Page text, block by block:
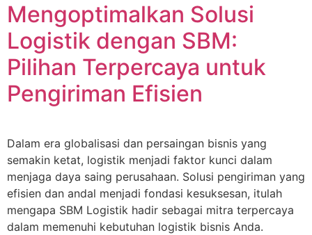
Mengoptimalkan Solusi
Logistik dengan SBM:
Pilihan Terpercaya untuk
Pengiriman Efisien
Dalam era globalisasi dan persaingan bisnis yang
semakin ketat, logistik menjadi faktor kunci dalam
menjaga daya saing perusahaan. Solusi pengiriman yang
efisien dan andal menjadi fondasi kesuksesan, itulah
mengapa SBM Logistik hadir sebagai mitra terpercaya
dalam memenuhi kebutuhan logistik bisnis Anda.